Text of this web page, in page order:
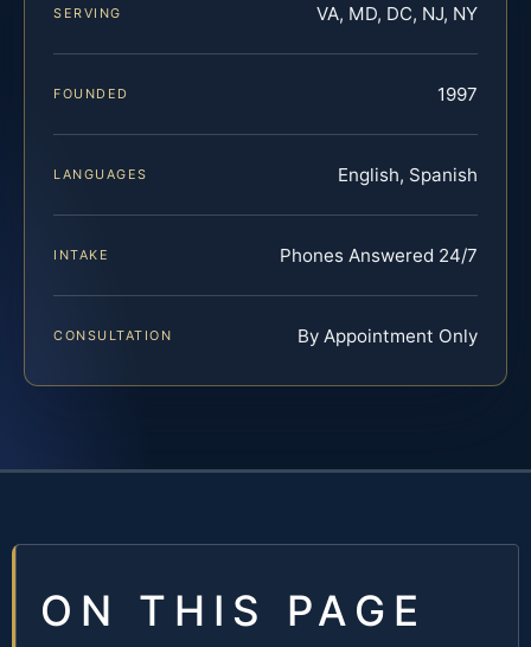
SERVING VA, MD, DC, NJ, NY
FOUNDED 1997
LANGUAGES English, Spanish
INTAKE Phones Answered 24/7
CONSULTATION By Appointment Only
ON THIS PAGE